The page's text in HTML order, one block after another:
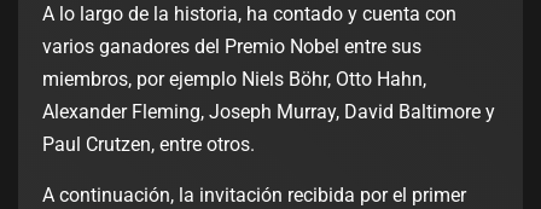
A lo largo de la historia, ha contado y cuenta con
varios ganadores del Premio Nobel entre sus
miembros, por ejemplo Niels Böhr, Otto Hahn,
Alexander Fleming, Joseph Murray, David Baltimore y
Paul Crutzen, entre otros.
A continuación, la invitación recibida por el primer